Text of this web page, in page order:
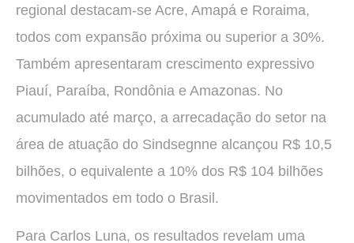
regional destacam-se Acre, Amapá e Roraima,
todos com expansão próxima ou superior a 30%.
Também apresentaram crescimento expressivo
Piauí, Paraíba, Rondônia e Amazonas. No
acumulado até março, a arrecadação do setor na
área de atuação do Sindsegnne alcançou R$ 10,5
bilhões, o equivalente a 10% dos R$ 104 bilhões
movimentados em todo o Brasil.
Para Carlos Luna, os resultados revelam uma